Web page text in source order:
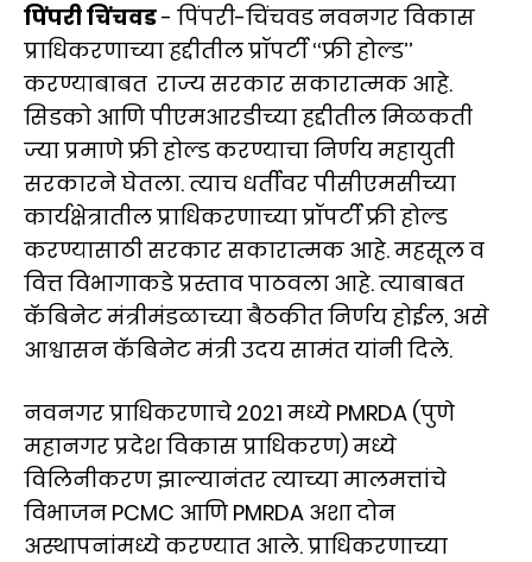
पिंपरी चिंचवड- पिंपरी-चिंचवड नवनगर विकास
प्राधिकरणाच्या हद्दीतील प्रॉपर्टी ‘‘फ्री होल्ड’’
करण्याबाबत राज्य सरकार सकारात्मक आहे.
सिडको आणि पीएमआरडीच्या हद्दीतील मिळकती
ज्या प्रमाणे फ्री होल्ड करण्याचा निर्णय महायुती
सरकारने घेतला. त्याच धर्तीवर पीसीएमसीच्या
कार्यक्षेत्रातील प्राधिकरणाच्या प्रॉपर्टी फ्री होल्ड
करण्यासाठी सरकार सकारात्मक आहे. महसूल व
वित्त विभागाकडे प्रस्ताव पाठवला आहे. त्याबाबत
कॅबिनेट मंत्रीमंडळाच्या बैठकीत निर्णय होईल, असे
आश्वासन कॅबिनेट मंत्री उदय सामंत यांनी दिले.
नवनगर प्राधिकरणाचे 2021 मध्ये PMRDA (पुणे
महानगर प्रदेश विकास प्राधिकरण) मध्ये
विलिनीकरण झाल्यानंतर त्याच्या मालमत्तांचे
विभाजन PCMC आणि PMRDA अशा दोन
अस्थापनांमध्ये करण्यात आले. प्राधिकरणाच्या